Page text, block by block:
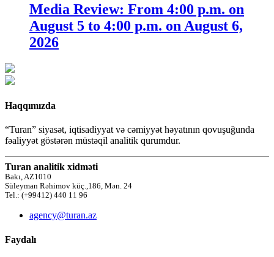
Media Review: From 4:00 p.m. on
August 5 to 4:00 p.m. on August 6,
2026
Haqqımızda
“Turan” siyasət, iqtisadiyyat və cəmiyyət həyatının qovuşuğunda
fəaliyyət göstərən müstəqil analitik qurumdur.
Turan analitik xidməti
Bakı, AZ1010
Süleyman Rəhimov küç.,186, Mən. 24
Tel.: (+99412) 440 11 96
agency@turan.az
Faydalı